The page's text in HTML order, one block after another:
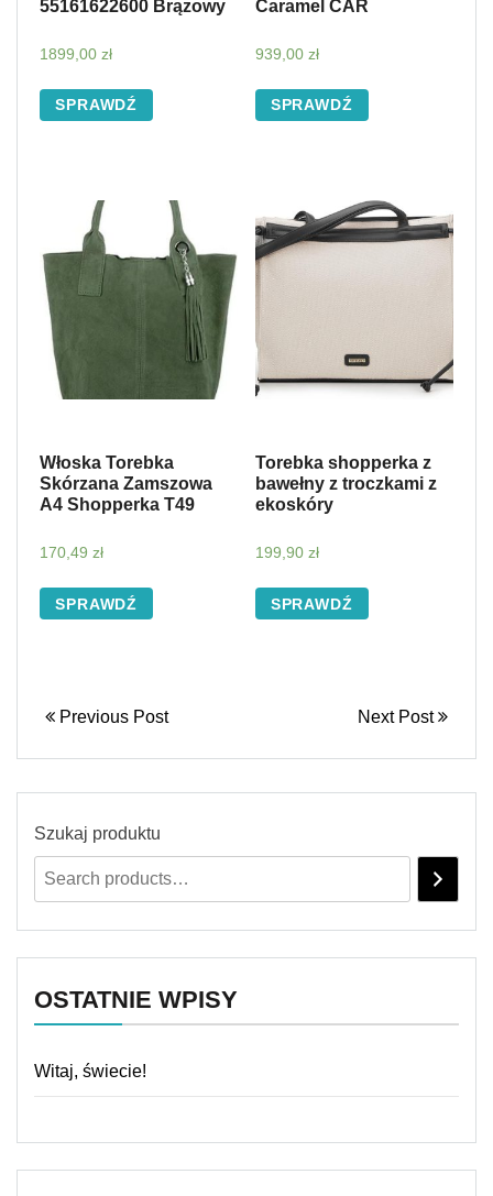
55161622600 Brązowy
1899,00 zł
SPRAWDŹ
Caramel CAR
939,00 zł
SPRAWDŹ
Włoska Torebka
Skórzana Zamszowa
A4 Shopperka T49
170,49 zł
SPRAWDŹ
Torebka shopperka z
bawełny z troczkami z
ekoskóry
199,90 zł
SPRAWDŹ
Previous Post Next Post
Szukaj produktu
OSTATNIE WPISY
Witaj, świecie!